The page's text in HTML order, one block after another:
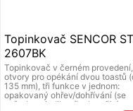
Topinkovač SENCOR
2607BK
Topinkovač v černém
otvory pro opékání dvou toastů
135 mm), tři funkce v jednom:
opakovaný ohřev/dohřívání (se
světelnou indikací), okamžité